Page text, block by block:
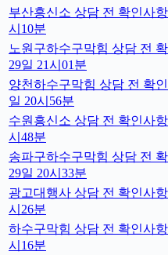
부산흥신소 상담 전 확인사항
시10분
노원구하수구막힘 상담 전
29일 21시01분
양천하수구막힘 상담 전 확
일 20시56분
수원흥신소 상담 전 확인사
시48분
송파구하수구막힘 상담 전
29일 20시33분
광고대행사 상담 전 확인사
시26분
하수구막힘 상담 전 확인사
시16분